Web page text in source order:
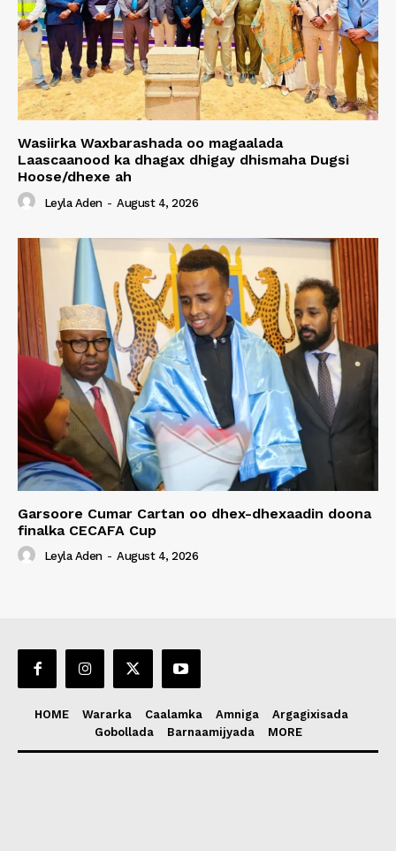
Wasiirka Waxbarashada oo magaalada
Laascaanood ka dhagax dhigay dhismaha Dugsi
Hoose/dhexe ah
Leyla Aden - August 4, 2026
Garsoore Cumar Cartan oo dhex-dhexaadin doona
finalka CECAFA Cup
Leyla Aden - August 4, 2026
HOME Wararka Caalamka Amniga
Argagixisada
Gobollada
Barnaamijyada MORE